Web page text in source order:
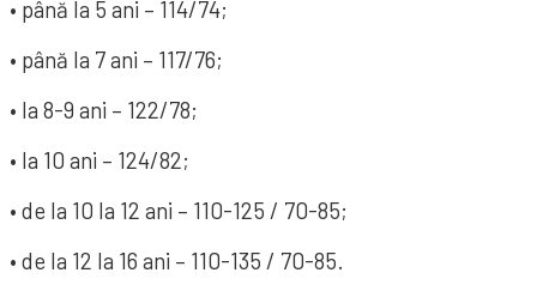
• până la 5 ani – 114/74;
• până la 7 ani – 117/76;
• la 8-9 ani – 122/78;
• la 10 ani – 124/82;
• de la 10 la 12 ani – 110-125 / 70-85;
• de la 12 la 16 ani – 110-135 / 70-85.